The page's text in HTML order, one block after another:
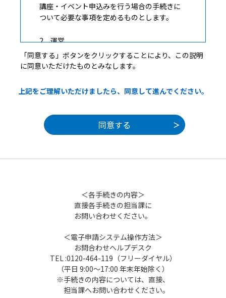
講座・イベント申込みを行う場合の手続きに
ついて必要な事項を定めるものとします。
2 運営
本システムは、京都府自治体情報化推進協議
会が構成団体の方針に従って運営します。
3 個人情報の保護
構成団体は、本システムにより収集した利
令及びそれぞれの自治体の例規に基づき、厳
正に管理するものとします。
ことが必要です。このことを前提に、構成団
体は本システムのサービスを提供します。本
システムを御利用された方は、この規約に同
よりこの規約に同意することができない場合
は、本システムを御利用いただくことができ
ません。なお、閲覧のみについても、この規
約に同意されたものとみなします。
5 利用者ID・パスワード等の登録・変更及び
「同意する」ボタンをクリックすることにより、この説明
に同意いただけたものとみなします。
上記をご理解いただけましたら、同意して進んでください。
＜各手続きの内容＞
直接各手続きの担当課に
お問い合わせください。
＜電子申請システム操作方法＞
お問合わせヘルプデスク
TEL :0120-464-119（フリーダイヤル）
（平日 9:00～17:00 年末年始除く）
※手続きの内容については、直接、
担当課へお問い合わせください。